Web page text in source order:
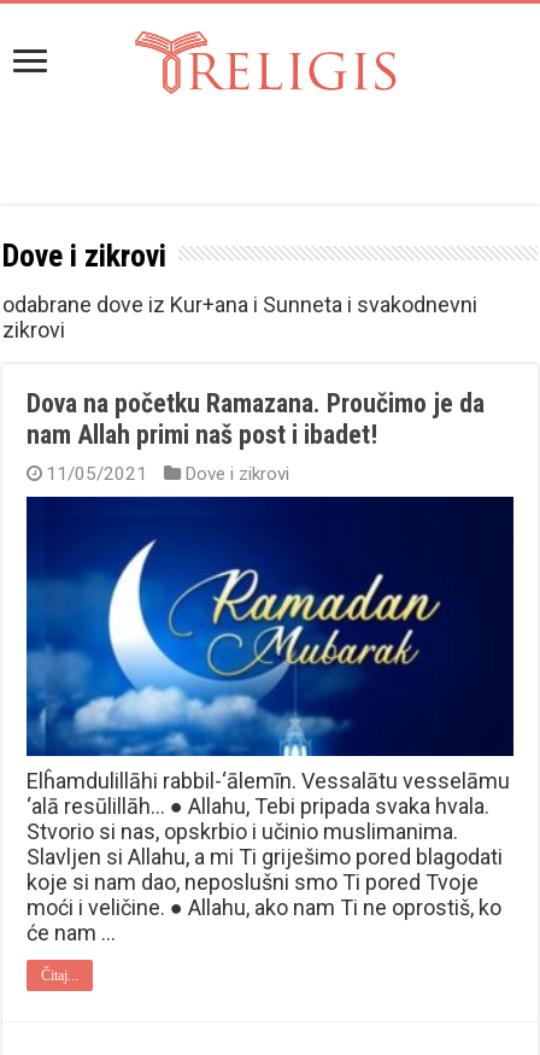
Dove i zikrovi
odabrane dove iz Kur+ana i Sunneta i svakodnevni
zikrovi
Dova na početku Ramazana. Proučimo je da
nam Allah primi naš post i ibadet!
11/05/2021 Dove i zikrovi
Elĥamdulillāhi rabbil-‘ālemīn. Vessalātu vesselāmu
‘alā resūlillāh… ● Allahu, Tebi pripada svaka hvala.
Stvorio si nas, opskrbio i učinio muslimanima.
Slavljen si Allahu, a mi Ti griješimo pored blagodati
koje si nam dao, neposlušni smo Ti pored Tvoje
moći i veličine. ● Allahu, ako nam Ti ne oprostiš, ko
će nam …
Čitaj...